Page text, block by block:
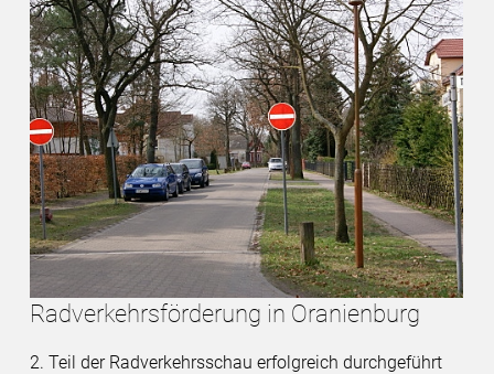
Radverkehrsförderung in Oranienburg
2. Teil der Radverkehrsschau erfolgreich durchgeführt